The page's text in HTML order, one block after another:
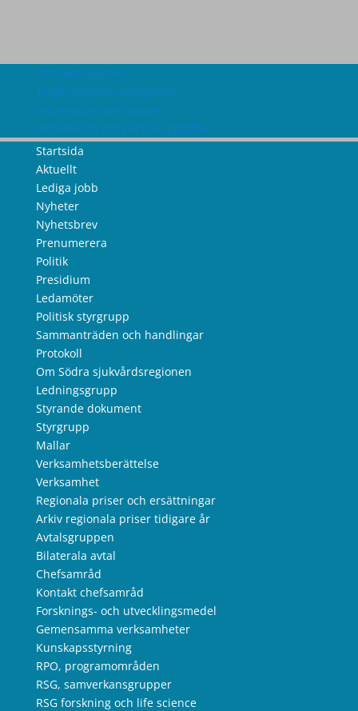
Om webbplatsen
Tillgänglighetsredogörelse
Information om cookies
Information om personuppgifter
Startsida
Aktuellt
Lediga jobb
Nyheter
Nyhetsbrev
Prenumerera
Politik
Presidium
Ledamöter
Politisk styrgrupp
Sammanträden och handlingar
Protokoll
Om Södra sjukvårdsregionen
Ledningsgrupp
Styrande dokument
Styrgrupp
Mallar
Verksamhetsberättelse
Verksamhet
Regionala priser och ersättningar
Arkiv regionala priser tidigare år
Avtalsgruppen
Bilaterala avtal
Chefsamråd
Kontakt chefsamråd
Forsknings- och utvecklingsmedel
Gemensamma verksamheter
Kunskapsstyrning
RPO, programområden
RSG, samverkansgrupper
RSG forskning och life science